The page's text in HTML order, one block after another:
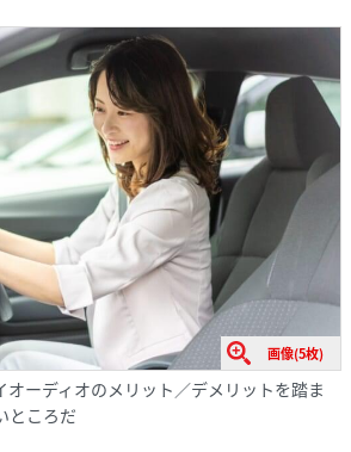
画像(5枚)
オーディオのメリット／デメリットを踏ま
ところだ